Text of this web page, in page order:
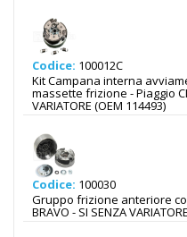
Codice: 100012C
Kit Campana interna
massette frizione - Piaggio
VARIATORE (OEM 114493)
Codice: 100030
Gruppo frizione anteriore
BRAVO - SI SENZA